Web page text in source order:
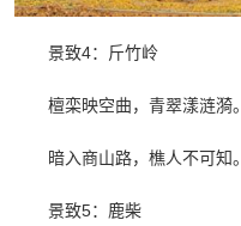
景致4：斤竹岭
檀栾映空曲，青翠漾涟漪。
暗入商山路，樵人不可知。
景致5：鹿柴